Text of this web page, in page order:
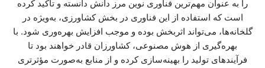
را به عنوان مهم‌ترین فناوری نوین مرز دانش دانسته و تأکید کرده
است که استفاده از این فناوری در بخش کشاورزی، به‌ویژه در
گلخانه‌ها، می‌تواند اثربخش بوده و موجب افزایش بهره‌وری شود. با
بهره‌گیری از هوش مصنوعی، کشاورزان قادر خواهند بود تا
فرآیندهای تولید را بهینه‌سازی کرده و از منابع به‌صورت مؤثرتری